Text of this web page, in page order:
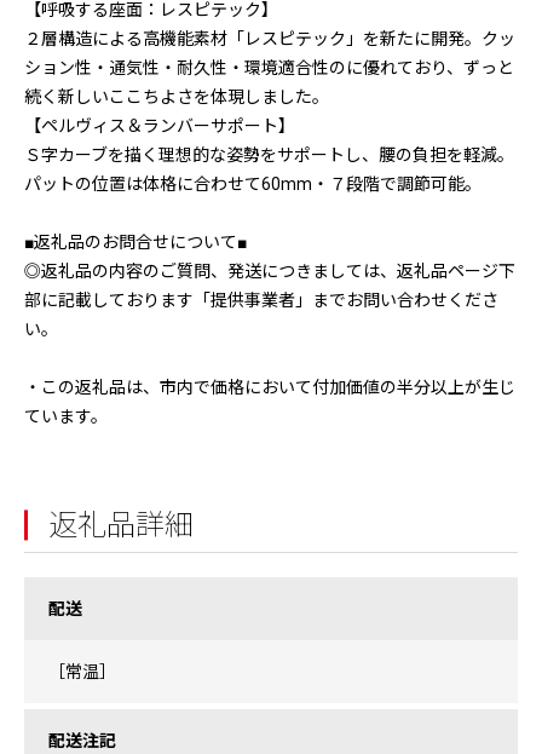
【呼吸する座面：レスピテック】
２層構造による高機能素材「レスピテック」を新たに開発。クッ
ション性・通気性・耐久性・環境適合性のに優れており、ずっと
続く新しいここちよさを体現しました。
【ペルヴィス＆ランバーサポート】
Ｓ字カーブを描く理想的な姿勢をサポートし、腰の負担を軽減。
パットの位置は体格に合わせて60mm・７段階で調節可能。
■返礼品のお問合せについて■
◎返礼品の内容のご質問、発送につきましては、返礼品ページ下
部に記載しております「提供事業者」までお問い合わせくださ
い。
・この返礼品は、市内で価格において付加価値の半分以上が生じ
ています。
返礼品詳細
配送
［常温］
配送注記